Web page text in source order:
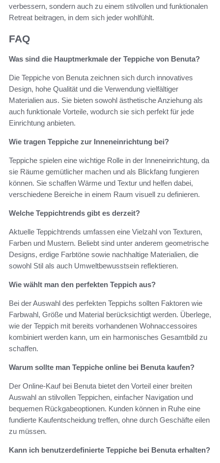
verbessern, sondern auch zu einem stilvollen und funktionalen
Retreat beitragen, in dem sich jeder wohlfühlt.
FAQ
Was sind die Hauptmerkmale der Teppiche von Benuta?
Die Teppiche von Benuta zeichnen sich durch innovatives
Design, hohe Qualität und die Verwendung vielfältiger
Materialien aus. Sie bieten sowohl ästhetische Anziehung als
auch funktionale Vorteile, wodurch sie sich perfekt für jede
Einrichtung anbieten.
Wie tragen Teppiche zur Inneneinrichtung bei?
Teppiche spielen eine wichtige Rolle in der Inneneinrichtung, da
sie Räume gemütlicher machen und als Blickfang fungieren
können. Sie schaffen Wärme und Textur und helfen dabei,
verschiedene Bereiche in einem Raum visuell zu definieren.
Welche Teppichtrends gibt es derzeit?
Aktuelle Teppichtrends umfassen eine Vielzahl von Texturen,
Farben und Mustern. Beliebt sind unter anderem geometrische
Designs, erdige Farbtöne sowie nachhaltige Materialien, die
sowohl Stil als auch Umweltbewusstsein reflektieren.
Wie wählt man den perfekten Teppich aus?
Bei der Auswahl des perfekten Teppichs sollten Faktoren wie
Farbwahl, Größe und Material berücksichtigt werden. Überlege,
wie der Teppich mit bereits vorhandenen Wohnaccessoires
kombiniert werden kann, um ein harmonisches Gesamtbild zu
schaffen.
Warum sollte man Teppiche online bei Benuta kaufen?
Der Online-Kauf bei Benuta bietet den Vorteil einer breiten
Auswahl an stilvollen Teppichen, einfacher Navigation und
bequemen Rückgabeoptionen. Kunden können in Ruhe eine
fundierte Kaufentscheidung treffen, ohne durch Geschäfte eilen
zu müssen.
Kann ich benutzerdefinierte Teppiche bei Benuta erhalten?